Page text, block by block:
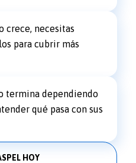
crece, necesitas
para cubrir más
termina dependiendo
qué pasa con sus
HOY